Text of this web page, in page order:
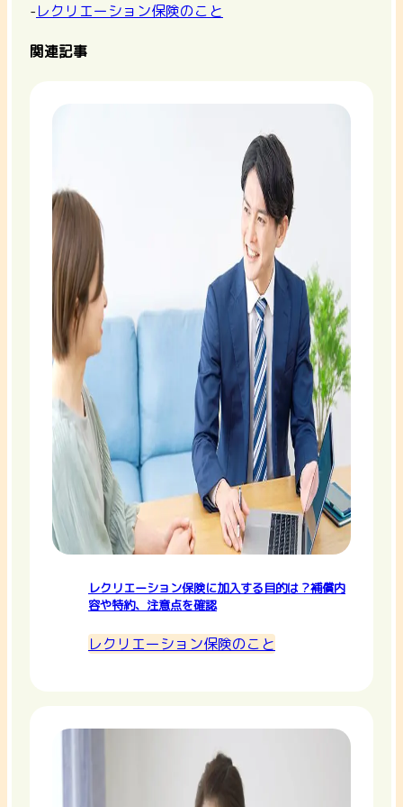
-レクリエーション保険のこと
関連記事
レクリエーション保険に加入する目的は？補償内
容や特約、注意点を確認
レクリエーション保険のこと